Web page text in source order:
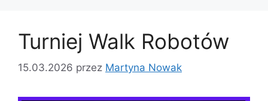
Turniej Walk Robotów
15.03.2026 przez Martyna Nowak